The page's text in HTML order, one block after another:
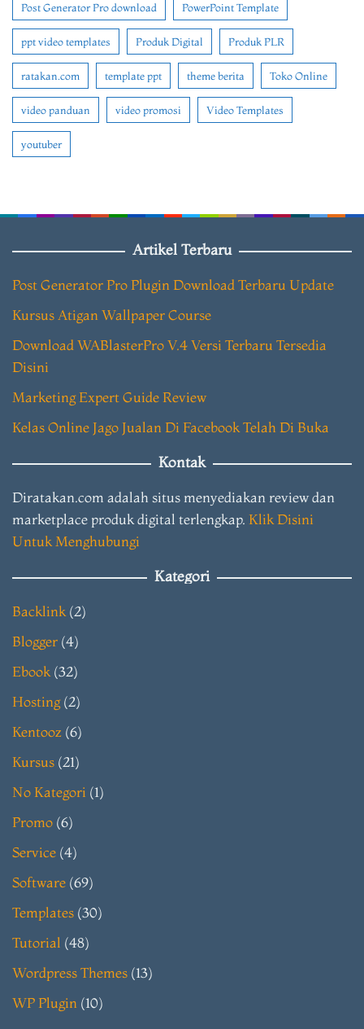
Post Generator Pro download PowerPoint Template
ppt video templates Produk Digital Produk PLR
ratakan.com template ppt theme berita Toko Online
video panduan video promosi Video Templates
youtuber
Artikel Terbaru
Post Generator Pro Plugin Download Terbaru Update
Kursus Atigan Wallpaper Course
Download WABlasterPro V.4 Versi Terbaru Tersedia
Disini
Marketing Expert Guide Review
Kelas Online Jago Jualan Di Facebook Telah Di Buka
Kontak
Diratakan.com adalah situs menyediakan review dan
marketplace produk digital terlengkap. Klik Disini
Untuk Menghubungi
Kategori
Backlink(2)
Blogger (4)
Ebook(32)
Hosting(2)
Kentooz (6)
Kursus (21)
No Kategori (1)
Promo (6)
Service (4)
Software (69)
Templates (30)
Tutorial (48)
Wordpress Themes (13)
WP Plugin (10)